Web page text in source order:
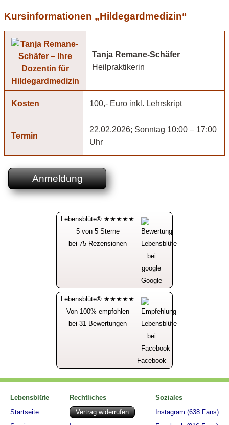
Kursinformationen „Hildegardmedizin“
Tanja Remane-Schäfer
Heilpraktikerin
Kosten 100,- Euro inkl. Lehrskript
Termin
22.02.2026; Sonntag 10:00 – 17:00
Uhr
Anmeldung
Lebensblüte® ★★★★★
5 von 5 Sterne
bei 75 Rezensionen
Google
Lebensblüte® ★★★★★
Von 100% empfohlen
bei 31 Bewertungen
Facebook
Lebensblüte
Startseite
Rechtliches
Vertrag widerrufen
Soziales
Instagram (638 Fans)